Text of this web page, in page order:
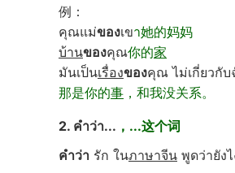
例：
คุณแม่ของเขา她的妈妈
บ้านของคุณ你的家
มันเป็นเรื่องของคุณ ไม่เกี่ยวกั
那是你的事 ，和我没关系。
2. คำว่า... ，...这个词
คำว่า รัก ในภาษาจีน พูดว่ายัง